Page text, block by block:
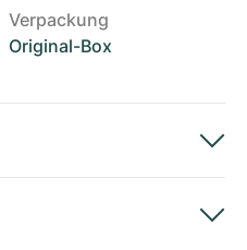
Verpackung
Original-Box